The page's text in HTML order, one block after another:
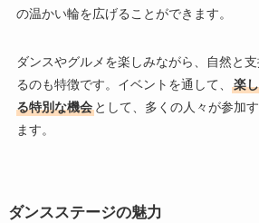
の温かい輪を広げることができます。
ダンスやグルメを楽しみながら、自然と
るのも特徴です。イベントを通して、
楽
る特別な機会として、多くの人々が参加
ます。
ダンスステージの魅力